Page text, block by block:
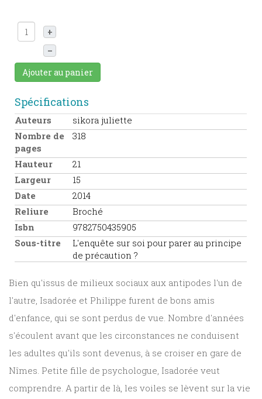
+
–
Ajouter au panier
Spécifications
Auteurs
sikora juliette
Nombre de
pages
318
Hauteur
21
Largeur
15
Date
2014
Reliure
Broché
Isbn
9782750435905
Sous-titre
L'enquête sur soi pour parer au principe
de précaution ?
Bien qu'issus de milieux sociaux aux antipodes l'un de
l'autre, Isadorée et Philippe furent de bons amis
d'enfance, qui se sont perdus de vue. Nombre d'années
s'écoulent avant que les circonstances ne conduisent
les adultes qu'ils sont devenus, à se croiser en gare de
Nîmes. Petite fille de psychologue, Isadorée veut
comprendre. A partir de là, les voiles se lèvent sur la vie